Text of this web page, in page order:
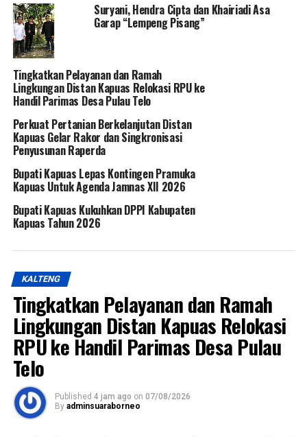
Suryani, Hendra Cipta dan Khairiadi Asa
Garap “Lempeng Pisang”
Tingkatkan Pelayanan dan Ramah
Lingkungan Distan Kapuas Relokasi RPU ke
Handil Parimas Desa Pulau Telo
Perkuat Pertanian Berkelanjutan Distan
Kapuas Gelar Rakor dan Singkronisasi
Penyusunan Raperda
Bupati Kapuas Lepas Kontingen Pramuka
Kapuas Untuk Agenda Jamnas XII 2026
Bupati Kapuas Kukuhkan DPPI Kabupaten
Kapuas Tahun 2026
KALTENG
Tingkatkan Pelayanan dan Ramah
Lingkungan Distan Kapuas Relokasi
RPU ke Handil Parimas Desa Pulau
Telo
Published 4 jam ago on 07/08/2026
By adminsuaraborneo